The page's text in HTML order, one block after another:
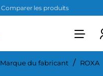
Comparer les produits
Marque du fabricant ROXA